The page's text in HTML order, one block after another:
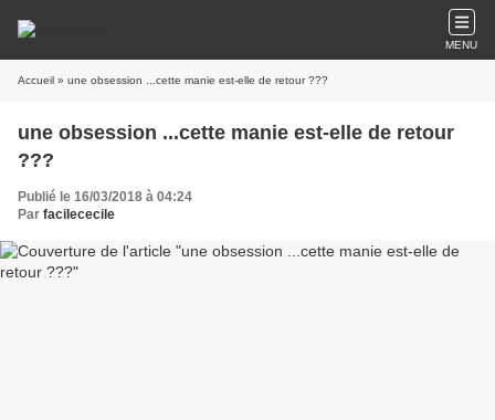
MENU
Accueil » une obsession ...cette manie est-elle de retour ???
une obsession ...cette manie est-elle de retour
???
Publié le 16/03/2018 à 04:24
Par facilececile